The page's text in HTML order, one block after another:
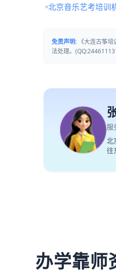
北京音乐艺考培训
免责声明: 《大连古筝
法处理。
服
北
往
办学靠师